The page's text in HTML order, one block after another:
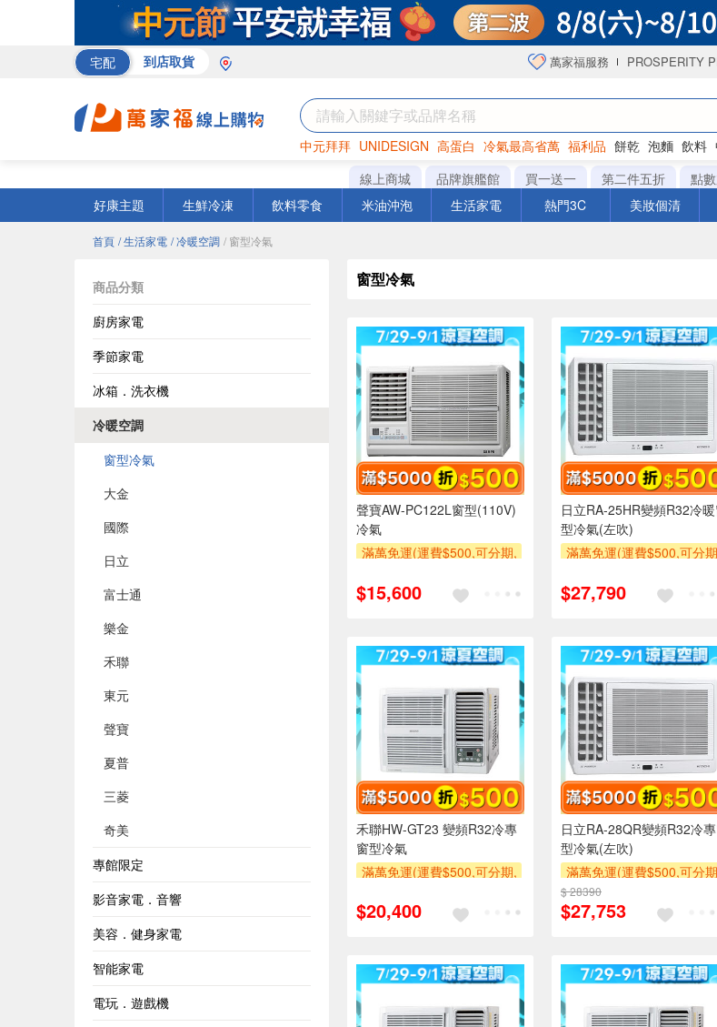
宅配 到店取貨 萬家福服務 PROSPERITY
中元拜拜 UNIDESIGN 高蛋白 冷氣最高省萬 福利品 餅乾 泡麵 飲料
罐頭 咖啡 海苔
線上商城 品牌旗艦館 買一送一 第二件五折 點
好康主題
生鮮冷凍 飲料零食 米油沖泡 生活家電 熱門3C 美妝個清
首頁 / 生活家電 / 冷暖空調 / 窗型冷氣
商品分類
廚房家電
季節家電
冰箱．洗衣機
冷暖空調
窗型冷氣
大金
國際
日立
富士通
樂金
禾聯
東元
聲寶
夏普
三菱
奇美
專館限定
影音家電．音響
美容．健身家電
智能家電
電玩．遊戲機
窗型冷氣
聲寶AW-PC122L窗型(110V)
冷氣
滿萬免運(運費$500,可分期,
萬元及使用6期以上分期0利
$15,600
日立RA-25HR變頻R32冷
型冷氣(左吹)
滿萬免運(運費$500,可分
萬元及使用6期以上分期0利
$27,790
禾聯HW-GT23 變頻R32冷專
窗型冷氣
滿萬免運(運費$500,可分期,
萬元及使用6期以上分期0利
$20,400
日立RA-28QR變頻R32冷
型冷氣(左吹)
滿萬免運(運費$500,可分
安裝跨區費另計,單品未滿1
萬元及使用6期以上分期0利
$ 28390
$27,753